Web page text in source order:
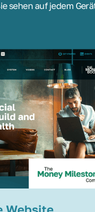
sehen auf jedem